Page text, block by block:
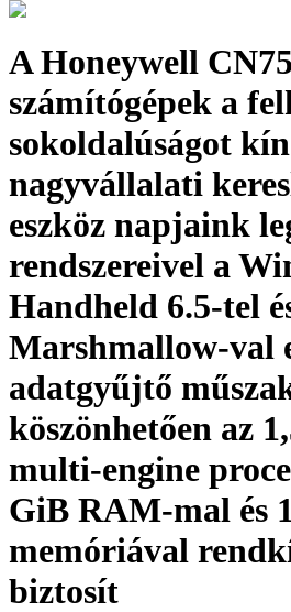
A Honeywell
számítógépek a
sokoldalúságot
nagyvállalati
eszköz napjaink
rendszereivel a
Handheld 6.5-tel
Marshmallow-val
adatgyűjtő
köszönhetően az
multi-engine
GiB RAM-mal és
memóriával
biztosít